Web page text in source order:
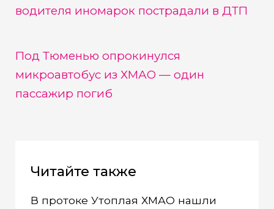
водителя иномарок пострадали в ДТП
Под Тюменью опрокинулся
микроавтобус из ХМАО — один
пассажир погиб
Читайте также
В протоке Утоплая ХМАО нашли